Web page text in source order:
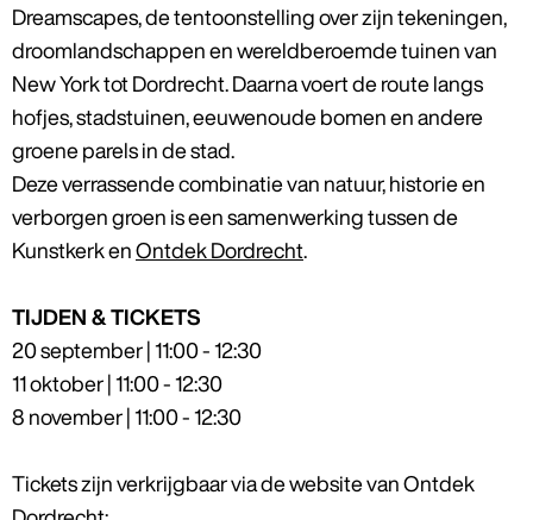
Dreamscapes, de tentoonstelling over zijn tekeningen,
droomlandschappen en wereldberoemde tuinen van
New York tot Dordrecht. Daarna voert de route langs
hofjes, stadstuinen, eeuwenoude bomen en andere
groene parels in de stad.
Deze verrassende combinatie van natuur, historie en
verborgen groen is een samenwerking tussen de
Kunstkerk en Ontdek Dordrecht
TIJDEN & TICKETS
20 september | 11:00 - 12:30
11 oktober | 11:00 - 12:30
8 november | 11:00 - 12:30
Tickets zijn verkrijgbaar via de website van Ontdek